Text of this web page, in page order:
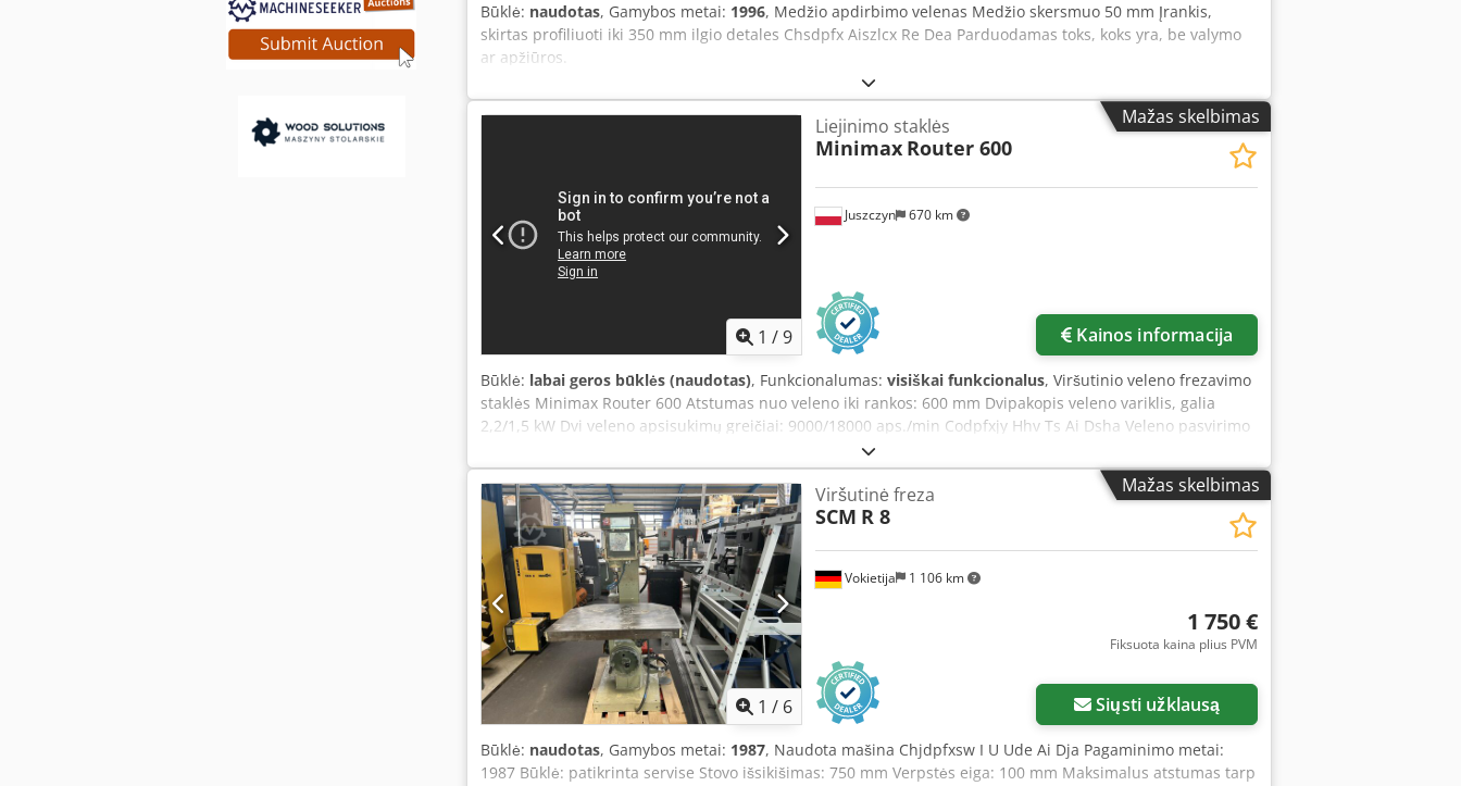
Būklė: naudotas, Gamybos metai: 1996, Medžio apdirbimo velenas Medžio skersmuo 50 mm Įrankis,
skirtas profiliuoti iki 350 mm ilgio detales Chsdpfx Aiszlcx Re Dea Parduodamas toks, koks yra, be valymo
ar apžiūros.
Mažas skelbimas
1 /9
Juszczyn 670 km
Liejinimo staklės
Minimax Router 600
Kainos informacija
Būklė: labai geros būklės (naudotas), Funkcionalumas: visiškai funkcionalus, Viršutinio veleno frezavimo
staklės Minimax Router 600 Atstumas nuo veleno iki rankos: 600 mm Dvipakopis veleno variklis, galia
2,2/1,5 kW Dvi veleno apsisukimų greičiai: 9000/18000 aps./min Codpfxjy Hhv Ts Ai Dsha Veleno pasvirimo
kampo reguliavimas: 45-90-45 laipsniai Veleno vertikalus eiga: 80 mm Aukščio reguliuojamas stalas Veleno
valdymas pneumatiniu būdu su pedalu
Mažas skelbimas
1 / 6
Vokietija 1 106 km
Viršutinė freza
SCM R 8
1 750 €
Fiksuota kaina plius PVM
Siųsti užklausą
Būklė: naudotas, Gamybos metai: 1987, Naudota mašina Chjdpfxsw I U Ude Ai Dja Pagaminimo metai:
1987 Būklė: patikrinta servise Stovo išsikišimas: 750 mm Verpstės eiga: 100 mm Maksimalus atstumas tarp